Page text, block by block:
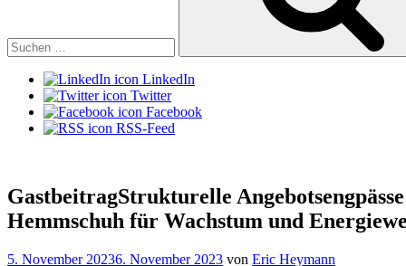
LinkedIn
Twitter
Facebook
RSS-Feed
GastbeitragStrukturelle Angebotsengpässe
Hemmschuh für Wachstum und
Veröffentlicht
5. November 20236. November 2023 von Eric Heymann